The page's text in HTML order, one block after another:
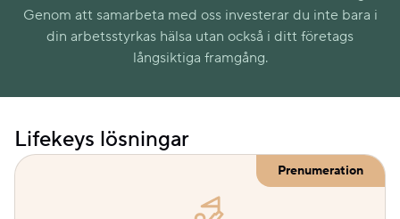
Genom att samarbeta med oss investerar du inte bara i
din arbetsstyrkas hälsa utan också i ditt företags
långsiktiga framgång.
Lifekeys lösningar
Prenumeration